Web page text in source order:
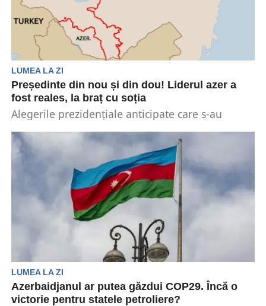
LUMEA LA ZI
Președinte din nou și din dou! Liderul azer a
fost reales, la braț cu soția
Alegerile prezidențiale anticipate care s-au
era de așteptat. Câștigătorul...
LUMEA LA ZI
Azerbaidjanul ar putea găzdui COP29. Încă o
victorie pentru statele petroliere?